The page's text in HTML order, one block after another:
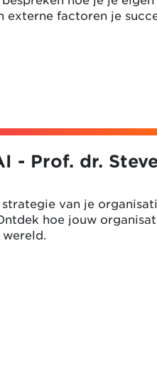
externe factoren je
- Prof. dr.
van je
hoe jouw